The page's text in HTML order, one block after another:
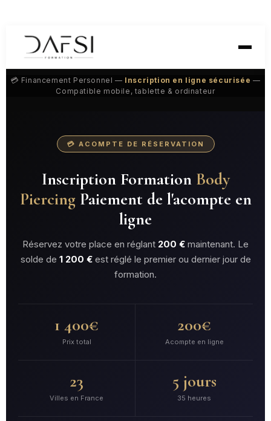
💳 Financement Personnel — Inscription en ligne sécurisée —
Compatible mobile, tablette & ordinateur
💳 ACOMPTE DE RÉSERVATION
Inscription Formation Body
PiercingPaiement de l'acompte en
ligne
Réservez votre place en réglant 200 € maintenant. Le
solde de 1 200 €est réglé le premier ou dernier jour de
formation.
1 400€
Prix total
200€
Acompte en ligne
23
Villes en France
5 jours
35 heures